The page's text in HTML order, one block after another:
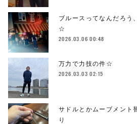
ブルースってなんだろう
☆
2026.03.06 00:48
万力で力技の件☆
2026.03.03 02:15
サドルとかムーブメント
り